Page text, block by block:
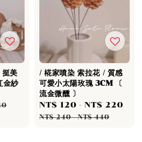
美
金紗
/ 椛家噴染 索拉花 / 質感
可愛小太陽玫瑰 3CM 〔
流金微醺 〕
Sale
price
NT$ 120 -NT$ 220
NT$ 240-NT$ 440